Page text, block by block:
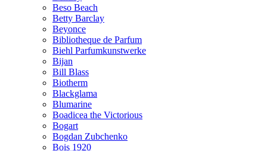
Beso Beach
Betty Barclay
Beyonce
Bibliotheque de Parfum
Biehl Parfumkunstwerke
Bijan
Bill Blass
Biotherm
Blackglama
Blumarine
Boadicea the Victorious
Bogart
Bogdan Zubchenko
Bois 1920